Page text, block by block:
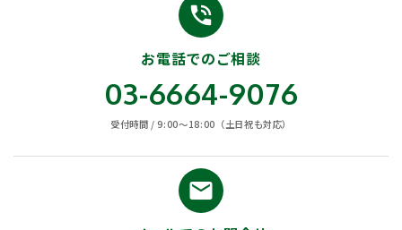
phone_in_talk
お電話でのご相談
03-6664-9076
受付時間 / 9:00〜18:00（土日祝も対応）
email